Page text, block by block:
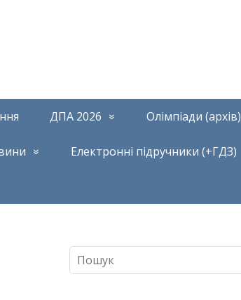
ДПА 2026 Олімпіади (архів)
Електронні підручники (+ГДЗ)